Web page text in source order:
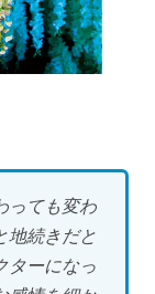
っても変わ
地続きだと
ターになっ